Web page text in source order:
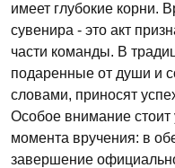
имеет глубокие корни.
сувенира - это акт
части команды. В
подаренные от души и
словами, приносят
Особое внимание стоит
момента вручения: в
завершение